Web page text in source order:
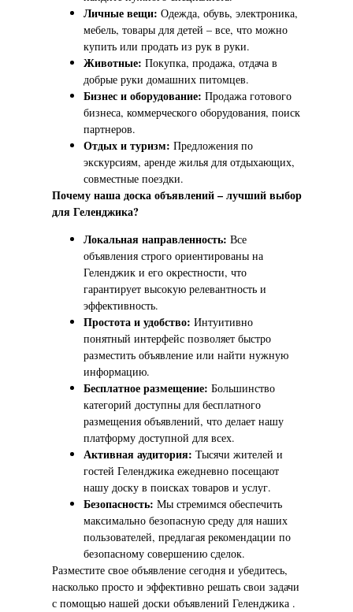
Личные вещи: Одежда, обувь, электроника,
мебель, товары для детей – все, что можно
купить или продать из рук в руки.
Животные: Покупка, продажа, отдача в
добрые руки домашних питомцев.
Бизнес и оборудование: Продажа готового
бизнеса, коммерческого оборудования, поиск
партнеров.
Отдых и туризм: Предложения по
экскурсиям, аренде жилья для отдыхающих,
совместные поездки.
Почему наша доска объявлений – лучший выбор
для Геленджика?
Локальная направленность: Все
объявления строго ориентированы на
Геленджик и его окрестности, что
гарантирует высокую релевантность и
эффективность.
Простота и удобство: Интуитивно
понятный интерфейс позволяет быстро
разместить объявление или найти нужную
информацию.
Бесплатное размещение: Большинство
категорий доступны для бесплатного
размещения объявлений, что делает нашу
платформу доступной для всех.
Активная аудитория: Тысячи жителей и
гостей Геленджика ежедневно посещают
нашу доску в поисках товаров и услуг.
Безопасность: Мы стремимся обеспечить
максимально безопасную среду для наших
пользователей, предлагая рекомендации по
безопасному совершению сделок.
Разместите свое объявление сегодня и убедитесь,
насколько просто и эффективно решать свои задачи
с помощью нашей доски объявлений Геленджика .